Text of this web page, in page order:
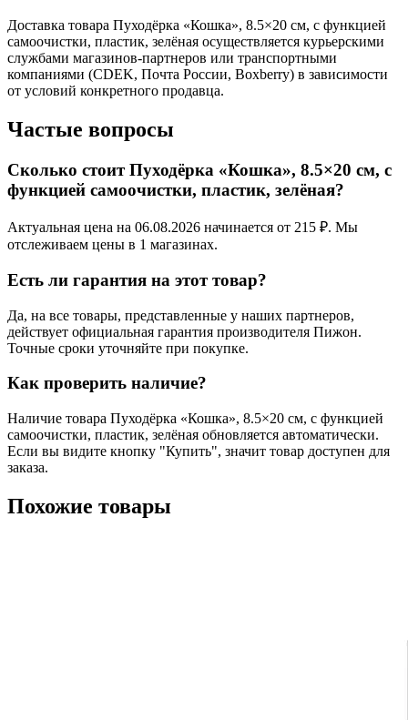
Доставка товара Пуходёрка «Кошка», 8.5×20 см, с функцией
самоочистки, пластик, зелёная осуществляется курьерскими
службами магазинов-партнеров или транспортными
компаниями (CDEK, Почта России, Boxberry) в зависимости
от условий конкретного продавца.
Частые вопросы
Сколько стоит Пуходёрка «Кошка», 8.5×20 см, с
функцией самоочистки, пластик, зелёная?
Актуальная цена на 06.08.2026 начинается от 215 ₽. Мы
отслеживаем цены в 1 магазинах.
Есть ли гарантия на этот товар?
Да, на все товары, представленные у наших партнеров,
действует официальная гарантия производителя Пижон.
Точные сроки уточняйте при покупке.
Как проверить наличие?
Наличие товара Пуходёрка «Кошка», 8.5×20 см, с функцией
самоочистки, пластик, зелёная обновляется автоматически.
Если вы видите кнопку "Купить", значит товар доступен для
заказа.
Похожие товары